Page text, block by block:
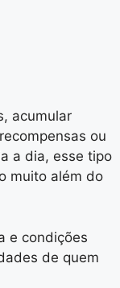
acumular
ou
a dia, esse tipo
muito além do
e condições
de quem